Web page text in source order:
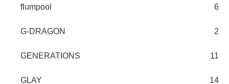
flumpool 6
G-DRAGON 2
GENERATIONS 11
GLAY 14